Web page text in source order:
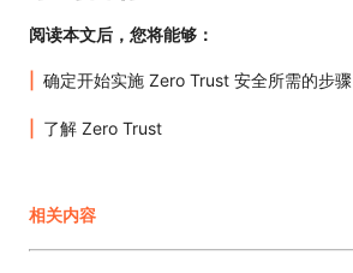
阅读本文后，您将能够：
确定开始实施 Zero Trust 安全所需的步骤
了解 Zero Trust
相关内容